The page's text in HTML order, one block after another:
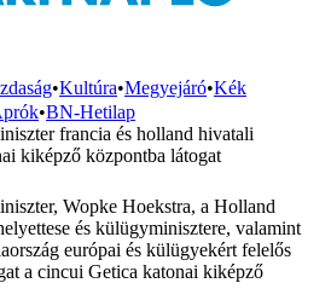
•Kultúra•Megyejáró•Kék
•BN-Hetilap
francia és holland hivatali
kiképző központba látogat
Wopke Hoekstra, a Holland
és külügyminisztere, valamint
európai és külügyekért felelős
a cincui Getica katonai kiképző